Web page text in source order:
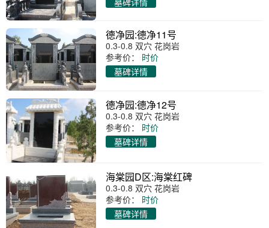
德净园:德净11号
0.3-0.8 双穴 花岗岩
参考价：
时价
墓碑详情
德净园:德净12号
0.3-0.8 双穴 花岗岩
参考价：
时价
墓碑详情
海棠园D区:海棠红碑
0.3-0.8 双穴 花岗岩
参考价：
时价
墓碑详情